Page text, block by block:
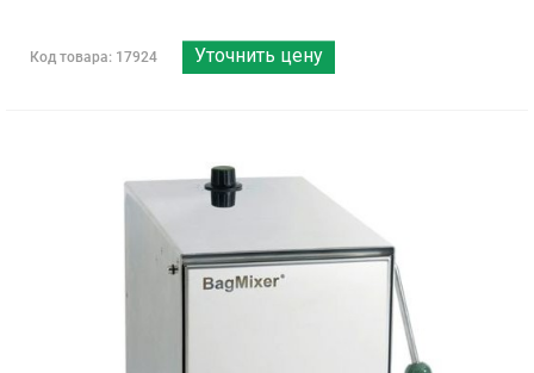
Код товара: 17924 Уточнить цену